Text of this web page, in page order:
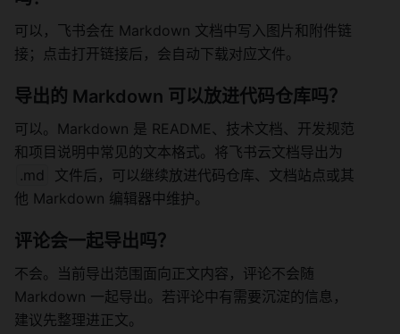
可以，飞书会在 Markdown 文档中写入图片和附件链
接；点击打开链接后，会自动下载对应文件。
导出的 Markdown 可以放进代码仓库吗？
可以。Markdown 是 README、技术文档、开发规范
.md
文件后，可以继续放进代码仓库、文档站点或其
他 Markdown 编辑器中维护。
评论会一起导出吗？
不会。当前导出范围面向正文内容，评论不会随
Markdown 一起导出。若评论中有需要沉淀的信息，
建议先整理进正文。